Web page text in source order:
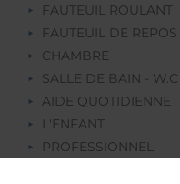
FAUTEUIL ROULANT
FAUTEUIL DE REPOS
CHAMBRE
SALLE DE BAIN - W.C
AIDE QUOTIDIENNE
L'ENFANT
PROFESSIONNEL